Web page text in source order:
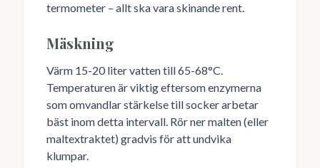
termometer – allt ska vara skinande rent.
Mäskning
Värm 15-20 liter vatten till 65-68°C.
Temperaturen är viktig eftersom enzymerna
som omvandlar stärkelse till socker arbetar
bäst inom detta intervall. Rör ner malten (eller
maltextraktet) gradvis för att undvika
klumpar.